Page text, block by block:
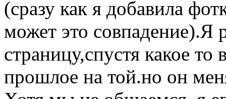
(сразу как я добавила
может это совпадение).Я
страницу,спустя какое то
прошлое на той.но он